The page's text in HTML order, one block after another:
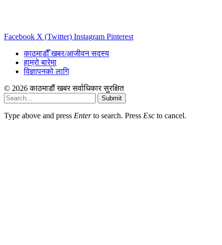
Facebook X (Twitter) Instagram Pinterest
काठमाडौँ खबर/आजीवन सदस्य
हाम्रो बारेमा
विज्ञापनको लागि
© 2026 काठमाडौं खबर सर्वाधिकार सुरक्षित
Submit
Type above and press Enterto search. Press Esc to cancel.